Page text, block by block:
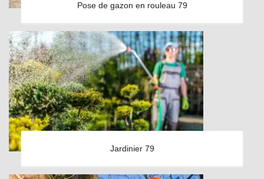
Pose de gazon en rouleau 79
Jardinier 79